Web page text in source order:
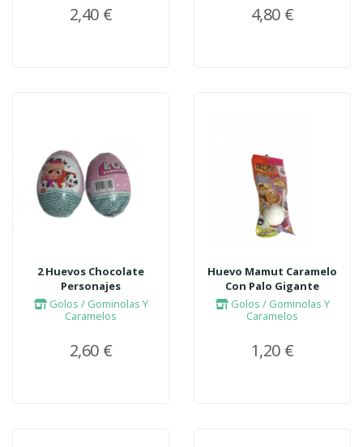
2,40 € 4,80 €
2 Huevos Chocolate
Personajes
Golos / Gominolas Y
Caramelos
2,60 €
Huevo Mamut Caramelo
Con Palo Gigante
Golos / Gominolas Y
Caramelos
1,20 €